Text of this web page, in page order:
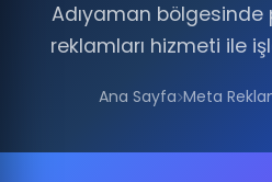
Adıyaman
reklamları hizmeti ile
Ana Sayfa Meta